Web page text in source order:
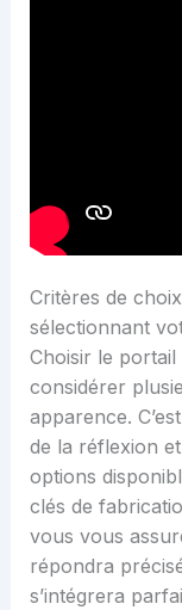
Critères de
sélectionnant
Choisir le portail
considérer
apparence.
de la réflexion
options
clés de
vous vous
répondra
s’intégrera